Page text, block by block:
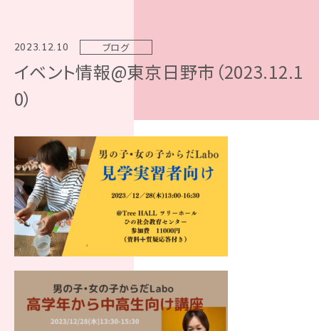
2023.12.10 ブログ
イベント情報@東京日野市（2023.12.1
0）